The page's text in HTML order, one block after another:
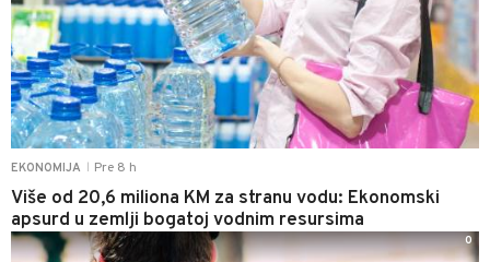
EKONOMIJA Pre 8 h
Više od 20,6 miliona KM za stranu vodu: Ekonomski
apsurd u zemlji bogatoj vodnim resursima
0